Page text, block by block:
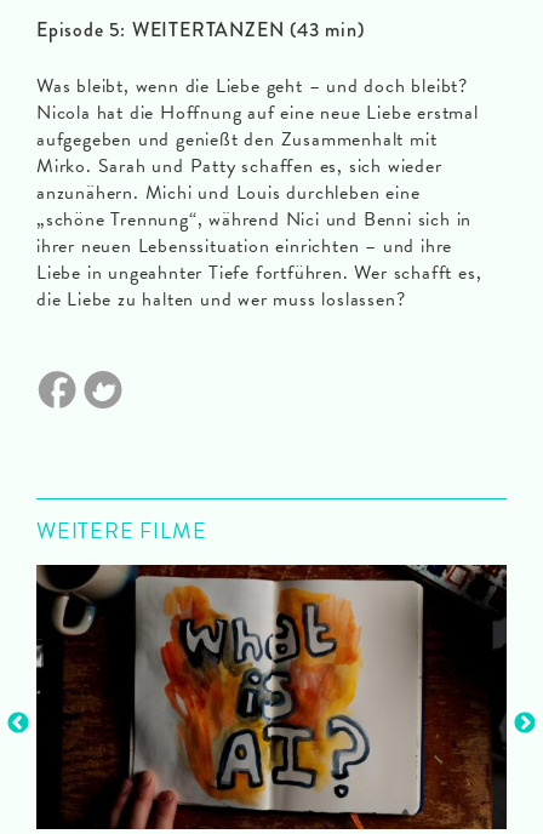
Episode 5: WEITERTANZEN (43 min)
Was bleibt, wenn die Liebe geht – und doch bleibt?
Nicola hat die Hoffnung auf eine neue Liebe erstmal
aufgegeben und genießt den Zusammenhalt mit
Mirko. Sarah und Patty schaffen es, sich wieder
anzunähern. Michi und Louis durchleben eine
„schöne Trennung“, während Nici und Benni sich in
ihrer neuen Lebenssituation einrichten – und ihre
Liebe in ungeahnter Tiefe fortführen. Wer schafft es,
die Liebe zu halten und wer muss loslassen?
WEITERE FILME